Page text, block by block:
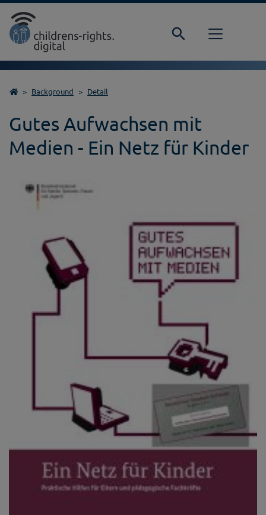
Direkt zur Hauptnavigation springen
Direkt zum Inhalt springen
HomeBackground Detail
Gutes Aufwachsen mit
Medien - Ein Netz für Kinder